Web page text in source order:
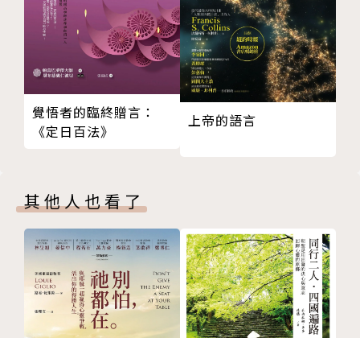
《靈食季刊》其中大部分內容都由他親自執筆，除聖經
基本要道和講道信息外，還有關於基督徒生活，以及護
教等方面的文章，特別對教會中那些受西方自由主義神
學影響的「不信派」的抨擊，不遺餘力，為真理的道竭
力爭辯。1928年，季刊開始出版單行本，遍銷全國二
十八省，在信徒中頗有影響。
得勝之途徑、成聖之要義，以導信徒走進完全之域，為
基督預備清潔之婦，自神所賜吾人之寶庫（聖經）中取
得各種屬靈之食物按時分與神家（教會）中之眾人。
明智的大衛
談談「陰間」
在痛苦的山谷後面（譯）
別人的過失（譯）
作兒女的人聽着
我們因信基督耶穌得了甚麽？（續）
冬季 第一百零四冊
聖經眞理
說謊是不是大罪呢？
兩個被人出賣了的人
不改變的神
使人蒙福的人所付的代價（譯）
我們因信基督耶穌得了甚麽？（續）
覺悟者的臨終贈言：
《定日百法》
上帝的語言
其他人也看了